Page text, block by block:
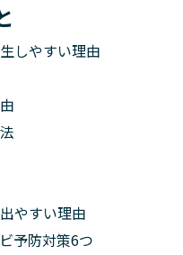
しやすい理由
やすい理由
予防対策6つ